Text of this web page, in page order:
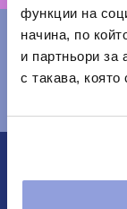
функции на
начина, по
и партньори за
с такава,
Изпратете
“MedTiM”